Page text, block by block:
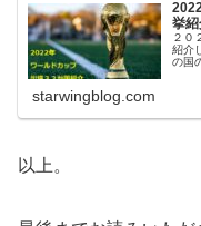
挙
２０
紹介
の国
starwingblog.com
以上。